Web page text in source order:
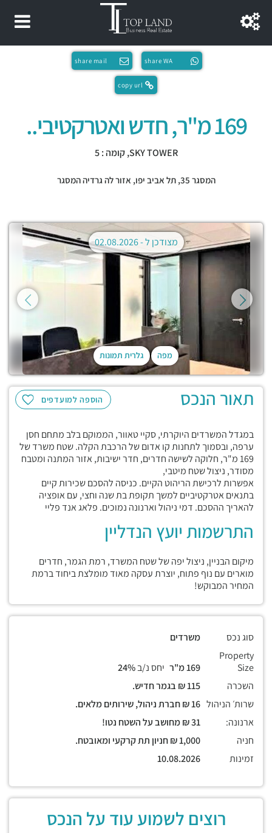
share WA
share mail
copy url
169 מ"ר, חדש ואטרקטיבי..
SKY TOWER, קומה : 5
המסגר 35, תל אביב יפו, אזור לה גרדיה המסגר
מפה גלרית תמונות
מצודכן ל -02.08.2026
הוספה למועדפים תאור הנכס
במגדל המשרדים היוקרתי, סקיי טאוור, הממוקם בלב מתחם חסן
ערפה, ובסמוך לתחנות קו אדום של הרכבת הקלה. שטח משרד של
169 מ"ר, חלוקה לשישה חדרים, חדר ישיבות, אזור המתנה ומטבח
מסודר, ניצול שטח מיטבי,
אפשרות לרכישת הריהוט הקיים. כניסה להסכם שכירות קיים
בתנאים אטרקטיביים למשך תקופת בת שנה וחצי, עם אופציה
להאריך ההסכם. דמי ניהול וארנונה נמוכים. פלאג אנד פליי
התרשמות יועץ הנדליין
מיקום הבניין, ניצול יפה של שטח המשרד, רמת הגמר, חדרים
מוארים עם נוף פתוח, יוצרת עסקה מאוד מומלצת ביחוד ברמת
המחיר המבוקש!
סוג נכס
משרדים
Property
Size
יחס נ/ב
השכרה
שרות׳ הניהול
ארנונה:
חניה
זמינות
רוצים לשמוע עוד על הנכס